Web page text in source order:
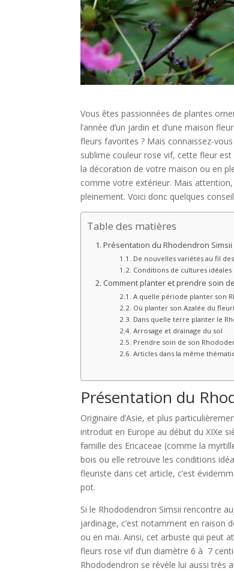
Vous êtes passionnées de plantes
l’année d’un jardin et d’une maison
fleurs favorites ? Mais connaissez-
sublime couleur rose vif, cette fleur est
la décoration de votre maison ou en
comme votre extérieur. Mais
pleinement. Voici donc quelques
Table des matières
Présentation du Rhodendron Simsii
De nouvelles variétés au fil
Conditions de cultures idéales
Comment planter et prendre soin
A quelle période planter son
Où planter son Azalée du
Dans quelle terre planter le
Arrosage et drainage du sol
Prendre soin de son
Articles dans la même
Présentation du
Originaire d’Asie, et plus
introduit en Europe au début du XIXe
famille des Ericaceae (comme la
bois ou elle retrouve les conditions
fleuriste dans cet article, c’est
pot.
Si le Rhododendron Simsii rencontre
jardinage, c’est notamment en raison
ou en mai. Ainsi, cet arbuste qui peut
fleurs rose vif d’un diamètre 6 à 7
Rhododendron se révèle lui aussi très